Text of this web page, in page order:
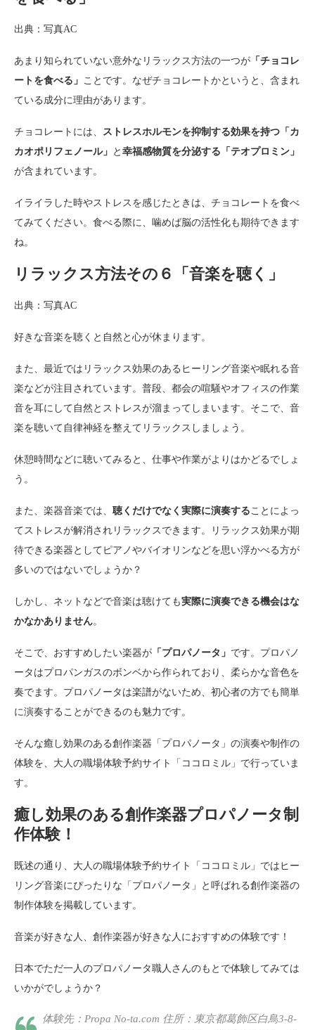
出典：写真AC
あまり知られていない意外なリラックス方法の一つが 「チョコレ
ートを食べる」 ことです。なぜチョコレートかというと、含まれ
ている成分に理由があります。
チョコレートには、 ストレスホルモンを抑制する効果を持つ「カ
カオポリフェノール」 と 幸福感物質を分泌する「テオプロミン」
が含まれています。
イライラした時やストレスを感じたときは、チョコレートを食べ
てみてください。食べる際に、噛めば脳の活性化も期待できます
ね。
リラックス方法その６「音楽を聴く」
出典：写真AC
好きな音楽を聴くと自然と心が休まります。
また、最近ではリラックス効果のあるヒーリング音楽や眠れる音
楽などが注目されています。普段、都会の喧騒やオフィスの作業
音を耳にして自然とストレスが溜まってしまいます。そこで、音
楽を聴いて自律神経を整えてリラックスしましょう。
休憩時間などに聴いてみると、仕事や作業がよりはかどるでしょ
う。
また、楽器音楽では、 聴くだけでなく実際に演奏することによっ
てストレスが解消されリラックスできます。リラックス効果が期
待できる楽器としてピアノやバイオリンなどを思い浮かべる方が
多いのではないでしょうか？
しかし、ネットなどで音楽は聴けても実際に演奏できる機会はな
かなかありません。
そこで、おすすめしたい楽器が 「プロパノータ」 です。プロパノ
ータはプロパンガスのボンベから作られており、柔らかな音色を
奏でます。プロパノータは楽譜がないため、初心者の方でも簡単
に演奏することができるのも魅力です。
そんな癒し効果のある創作楽器「プロパノータ」の演奏や制作の
体験を、大人の職場体験予約サイト「ココロミル」で行っていま
す。
癒し効果のある創作楽器プロパノータ制
作体験！
既述の通り、大人の職場体験予約サイト「ココロミル」ではヒー
リング音楽にぴったりな「プロパノータ」と呼ばれる創作楽器の
制作体験を掲載しています。
音楽が好きな人、創作楽器が好きな人におすすめの体験です！
日本でただ一人のプロパノータ職人さんのもとで体験してみては
いかがでしょうか？
体験先：Propa No-ta.com 住所：東京都葛飾区白鳥3-8-